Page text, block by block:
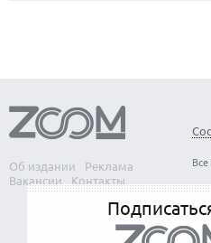
Об издании
Реклама
Вакансии
Контакты